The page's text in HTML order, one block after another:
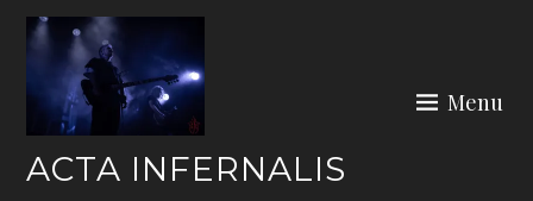
Skip
ACTA INFERNALIS
Menu